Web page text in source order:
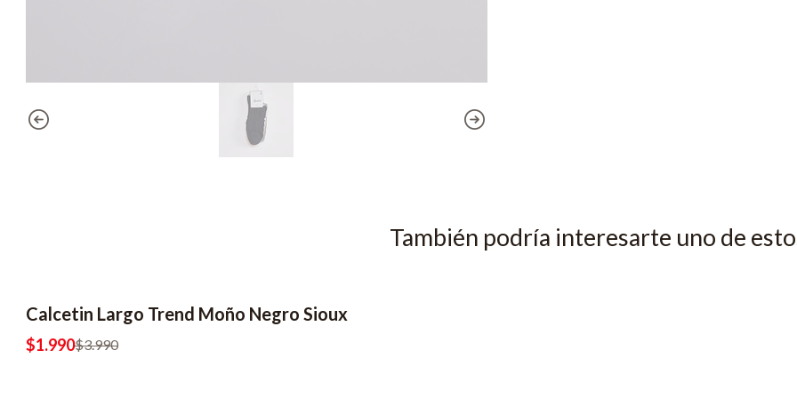
También podría interesarte uno de
-50% OFF
Calcetin Largo Trend Moño Negro Sioux
$1.990$3.990